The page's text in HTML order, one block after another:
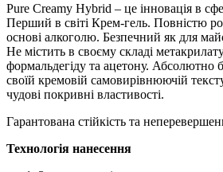
Pure Creamy Hybrid – це інновація в
Перший в світі Крем-гель. Повністю
основі алкоголю. Безпечний як для
Не містить в своєму складі
формальдегіду та ацетону. Абсолютно
своїй кремовій самовирівнюючій
чудові покривні властивості.
Гарантована стійкість та
Технологія нанесення